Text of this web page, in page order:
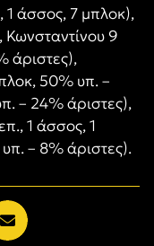
1 άσσος, 7 μπλοκ),
9
άριστες),
50% υπ. –
– 24% άριστες),
1 άσσος, 1
– 8% άριστες).